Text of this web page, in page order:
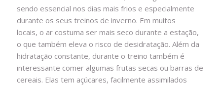
sendo essencial nos dias mais frios e especialmente
durante os seus treinos de inverno. Em muitos
locais, o ar costuma ser mais seco durante a estação,
o que também eleva o risco de desidratação. Além da
hidratação constante, durante o treino também é
interessante comer algumas frutas secas ou barras de
cereais. Elas tem açúcares, facilmente assimilados